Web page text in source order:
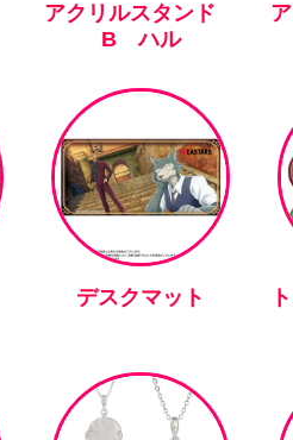
アクリルスタンド
B ハル
デスクマット